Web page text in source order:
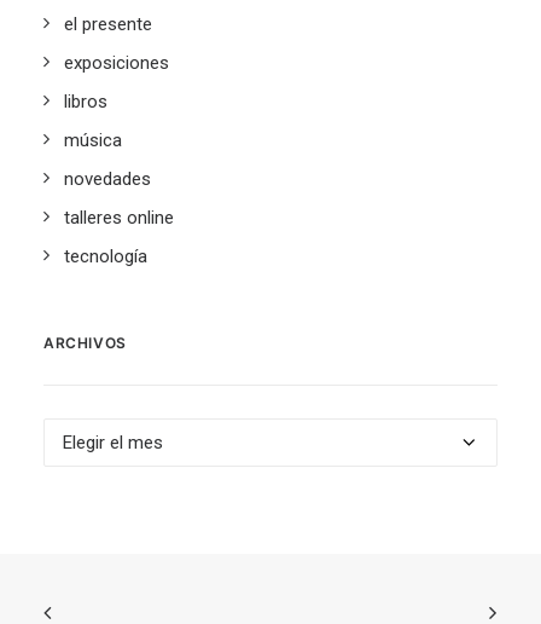
el presente
exposiciones
libros
música
novedades
talleres online
tecnología
ARCHIVOS
Archivos